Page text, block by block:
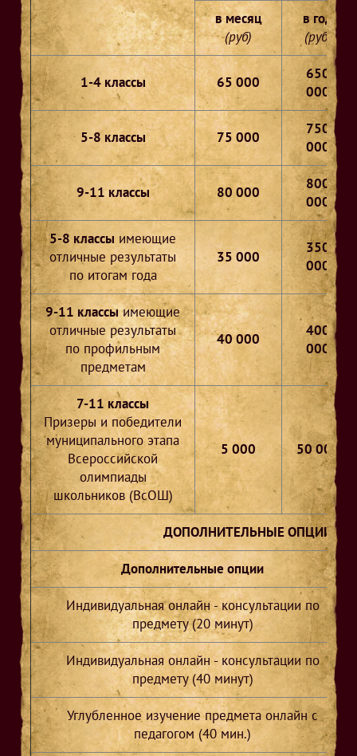
в месяц
(руб)
в год
(руб)
1-4 классы 65 000
650
000
5-8 классы 75 000
750
000
9-11 классы 80 000
800
000
5-8 классы имеющие
отличные результаты
по итогам года
35 000
350
000
9-11 классыимеющие
отличные результаты
по профильным
предметам
40 000
400
000
7-11 классы
Призеры и победители
муниципального этапа
Всероссийской
олимпиады
школьников (ВсОШ)
5 000 50 000
ДОПОЛНИТЕЛЬНЫЕ ОПЦИИ ПО
Дополнительные опции
Индивидуальная онлайн - консультации по
предмету (20 минут)
Индивидуальная онлайн - консультации по
предмету (40 минут)
Углубленное изучение предмета онлайн с
педагогом (40 мин.)